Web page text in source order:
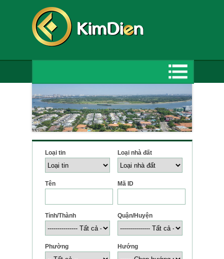
Loại tin Loại nhà đất
Tên Mã ID
Tỉnh/Thành Quận/Huyện
Phường Hướng